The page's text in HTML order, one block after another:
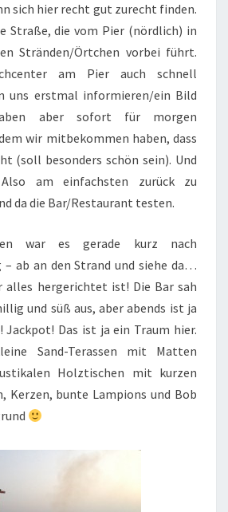
sich hier recht gut zurecht finden.
Straße, die vom Pier (nördlich) in
Stränden/Örtchen vorbei führt.
am Pier auch schnell
uns erstmal informieren/ein Bild
aber sofort für morgen
wir mitbekommen haben, dass
(soll besonders schön sein). Und
am einfachsten zurück zu
da die Bar/Restaurant testen.
war es gerade kurz nach
– ab an den Strand und siehe da…
alles hergerichtet ist! Die Bar sah
und süß aus, aber abends ist ja
Jackpot! Das ist ja ein Traum hier.
Sand-Terassen mit Matten
Holztischen mit kurzen
Kerzen, bunte Lampions und Bob